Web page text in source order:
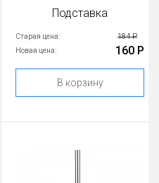
Подставка
Старая цена: 184 Р
Новая цена: 160 Р
В корзину